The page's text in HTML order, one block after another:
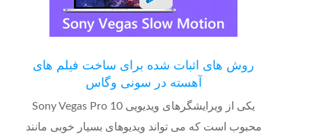
روش های اثبات شده برای ساخت فیلم های
آهسته در سونی وگاس
Sony Vegas Pro 10 یکی از ویرایشگرهای ویدیویی
محبوب است که می تواند ویدیوهای بسیار خوبی مانند